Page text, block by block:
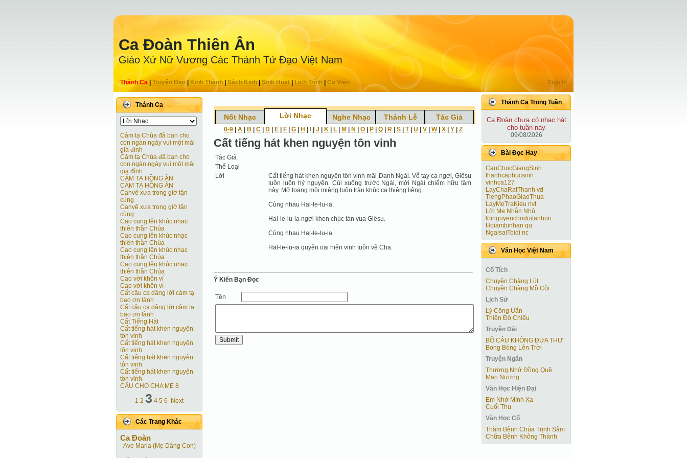
Ca Ðoàn Thiên Ân
Giáo Xứ Nữ Vương Các Thánh Tử Ðạo Việt Nam
Thánh Ca Truyện Ðạo| Kinh Thánh Sách Kinh|Sinh Hoạt| Lịch Trình Ca Viên Sign In
Thánh Ca
Cảm tạ Chúa đã ban cho
con ngàn ngày vui một mái
gia đình
Cảm tạ Chúa đã ban cho
con ngàn ngày vui một mái
gia đình
CẢM TẠ HỒNG ÂN
CẢM TẠ HỒNG ÂN
Canvê xưa trong giờ tận
cùng
Canvê xưa trong giờ tận
cùng
Cao cung lên khúc nhạc
thiên thần Chúa
Cao cung lên khúc nhạc
thiên thần Chúa
Cao cung lên khúc nhạc
thiên thần Chúa
Cao cung lên khúc nhạc
thiên thần Chúa
Cao vời khôn ví
Cao vời khôn ví
Cất câu ca dâng lời cảm tạ
bao ơn lành
Cất câu ca dâng lời cảm tạ
bao ơn lành
Cất Tiếng Hát
Cất tiếng hát khen nguyện
tôn vinh
Cất tiếng hát khen nguyện
tôn vinh
Cất tiếng hát khen nguyện
tôn vinh
Cất tiếng hát khen nguyện
tôn vinh
CẦU CHO CHA MẸ 8
1 2 3 4 5 6 Next
Các Trang Khác
Ca Ðoàn
-Ave Maria (Mẹ Dâng Con)
Nốt Nhạc Lời Nhạc Nghe Nhạc Thánh Lễ Tác Giả
0-9 A B C D E F G H J K L M N O P Q R S T| U V W| X Y Z
Cất tiếng hát khen nguyện tôn vinh
Tác Giả
Thể Loại
Lời
Cất tiếng hát khen nguyện tôn vinh mãi Danh Ngài. Vỗ tay ca ngợi, Giêsu
luôn luôn hỷ nguyên. Cúi xuống trước Ngài, mời Ngài chiếm hữu tâm
này. Mở toang môi miệng tuôn tràn khúc ca thiêng liêng.
Cùng nhau Hal-le-lu-ia.
Hal-le-lu-ia ngợi khen chúc tán vua Giêsu.
Cùng nhau Hal-le-lu-ia.
Hal-le-lu-ia quyền oai hiển vinh tuôn về Cha.
Ý Kiến Bạn Ðọc
Tên
Thánh Ca Trong Tuần
Ca Ðoàn chưa có nhạc hát
cho tuần này
09/08/2026
Bài Ðọc Hay
CauChucGiangSinh
thanhcaphucsinh
vinhca127
LayChaRatThanh vd
TiengPhaoGiaoThua
LayMeTraKieu nvt
Lời Mẹ Nhắn Nhủ
loinguyenchodoitanhon
Hoiambinhan qu
NgaisaiToidi nc
Văn Học Việt Nam
Cổ Tích
Chuyện Chàng Lút
Chuyện Chàng Mồ Côi
Lịch Sử
Lý Công Uẩn
Thiên Đô Chiếu
Truyện Dài
BỒ CÂU KHÔNG ĐƯA THƯ
Bong Bóng Lên Trời
Truyện Ngắn
Thương Nhớ Đồng Quê
Man Nương
Văn Học Hiện Ðại
Em Nhớ Mình Xa
Cuối Thu
Văn Học Cổ
Thăm Bệnh Chúa Trịnh Sâm
Chữa Bệnh Không Thành